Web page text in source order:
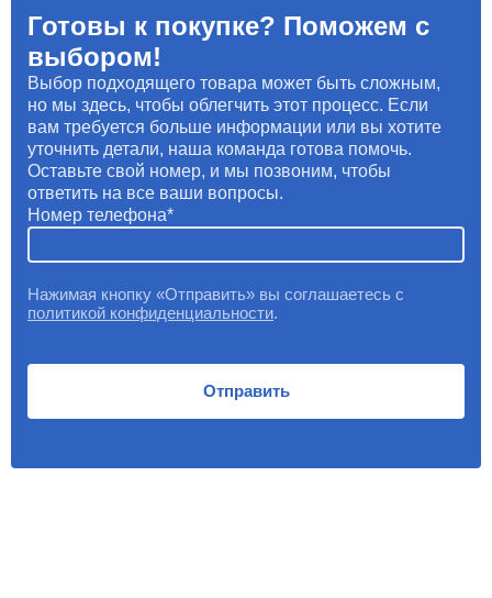
Готовы к покупке? Поможем с
выбором!
Выбор подходящего товара может быть сложным,
но мы здесь, чтобы облегчить этот процесс. Если
вам требуется больше информации или вы хотите
уточнить детали, наша команда готова помочь.
Оставьте свой номер, и мы позвоним, чтобы
ответить на все ваши вопросы.
Номер телефона
Нажимая кнопку «Отправить» вы соглашаетесь с
политикой конфиденциальности.
Отправить